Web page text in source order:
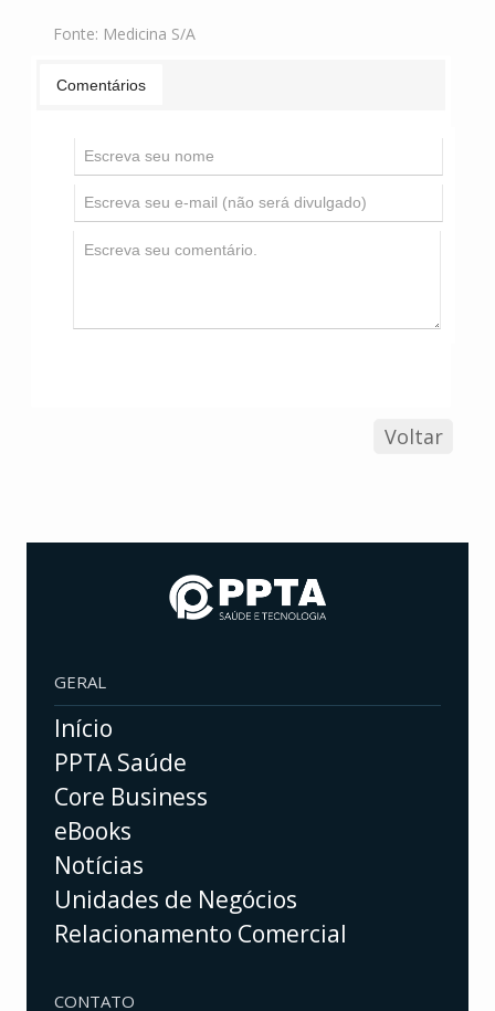
Fonte: Medicina S/A
Comentários
Voltar
GERAL
Início
PPTA Saúde
Core Business
eBooks
Notícias
Unidades de Negócios
Relacionamento Comercial
CONTATO